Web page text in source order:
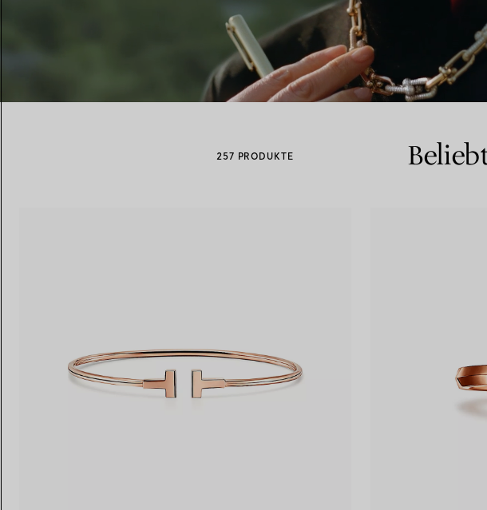
Vereinbaren Sie IhrenTerminmit einem Tiffany-
257 PRODUKTE